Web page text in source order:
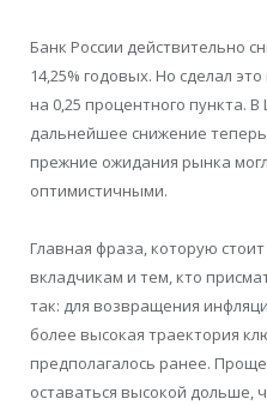
Банк России действительно
14,25% годовых. Но сделал
на 0,25 процентного пункта.
дальнейшее снижение
прежние ожидания рынка
оптимистичными.
Главная фраза, которую
вкладчикам и тем, кто
так: для возвращения
более высокая траектория
предполагалось ранее.
оставаться высокой дольше,